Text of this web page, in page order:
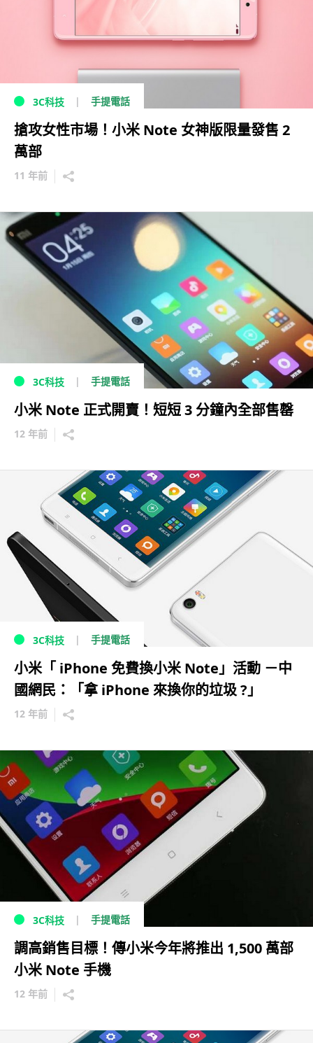
3C科技 手提電話
搶攻女性市場！小米 Note 女神版限量發售 2
萬部
11 年前
3C科技 手提電話
小米 Note 正式開賣！短短 3 分鐘內全部售罄
12 年前
3C科技 手提電話
小米「 iPhone 免費換小米 Note」活動 －中
國網民：「拿 iPhone 來換你的垃圾 ?」
12 年前
3C科技 手提電話
調高銷售目標！傳小米今年將推出 1,500 萬部
小米 Note 手機
12 年前